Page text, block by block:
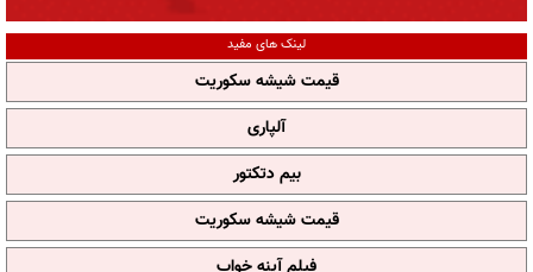
لینک های مفید
قیمت شیشه سکوریت
آلپاری
بیم دتکتور
قیمت شیشه سکوریت